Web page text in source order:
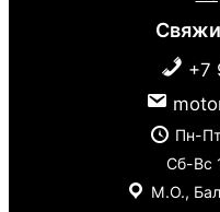
+7
Пн-
Сб-Вс
М.О.,